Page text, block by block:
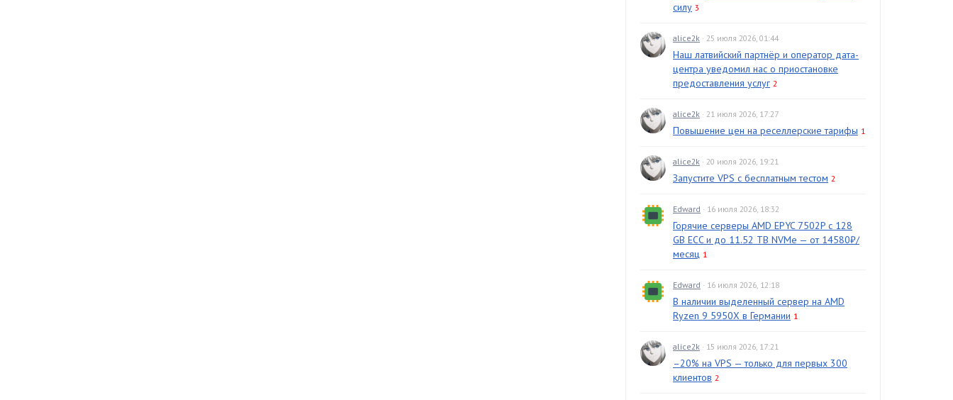
силу 3
alice2k · 25 июля 2026, 01:44
Наш латвийский партнёр и оператор дата-
центра уведомил нас о приостановке
предоставления услуг 2
alice2k · 21 июля 2026, 17:27
Повышение цен на реселлерские тарифы 1
alice2k · 20 июля 2026, 19:21
Запустите VPS с бесплатным тестом 2
Edward · 16 июля 2026, 18:32
Горячие серверы AMD EPYC 7502P с 128
GB ECC и до 11.52 TB NVMe — от 14580₽/
месяц 1
Edward · 16 июля 2026, 12:18
В наличии выделенный сервер на AMD
Ryzen 9 5950X в Германии 1
alice2k · 15 июля 2026, 17:21
–20% на VPS — только для первых 300
клиентов 2